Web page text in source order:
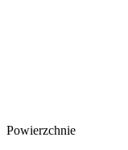
Powierzchnie